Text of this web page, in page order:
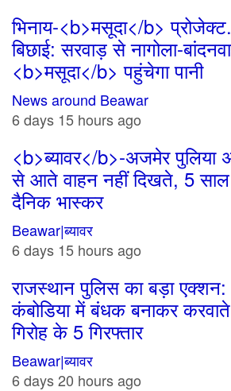
भिनाय-<b>मसूदा</b>
बिछाई: सरवाड़ से नागोला-
<b>मसूदा</b> पहुंचेगा पानी
News around Beawar
6 days 15 hours ago
<b>ब्यावर</b>-अजमेर
से आते वाहन नहीं दिखते, 5
दैनिक भास्कर
Beawar|ब्यावर
6 days 15 hours ago
राजस्थान पुलिस का बड़ा
कंबोडिया में बंधक बनाकर
गिरोह के 5 गिरफ्तार
Beawar|ब्यावर
6 days 20 hours ago